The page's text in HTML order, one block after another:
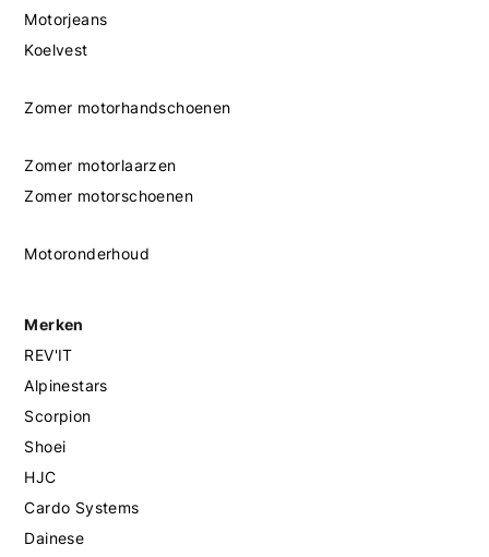
Motorjeans
Koelvest
Zomer motorhandschoenen
Zomer motorlaarzen
Zomer motorschoenen
Motoronderhoud
Merken
REV'IT
Alpinestars
Scorpion
Shoei
HJC
Cardo Systems
Dainese